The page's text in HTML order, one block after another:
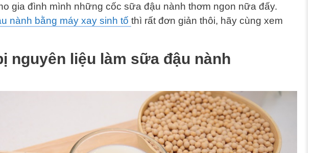
gia đình mình những cốc sữa đậu nành thơm ngon nữa đấy.
nành bằng máy xay sinh tố thì rất đơn giản thôi, hãy cùng xem
nguyên liệu làm sữa đậu nành